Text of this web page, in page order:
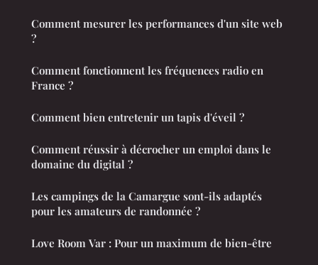
Comment mesurer les performances d'un site web
?
Comment fonctionnent les fréquences radio en
France ?
Comment bien entretenir un tapis d'éveil ?
Comment réussir à décrocher un emploi dans le
domaine du digital ?
Les campings de la Camargue sont-ils adaptés
pour les amateurs de randonnée ?
Love Room Var : Pour un maximum de bien-être